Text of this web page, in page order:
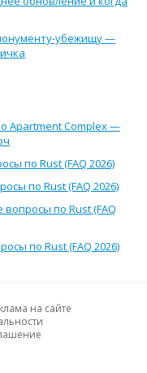
убежищу —
Apartment Complex —
по Rust (FAQ 2026)
по Rust (FAQ 2026)
по Rust (FAQ
по Rust (FAQ 2026)
на сайте